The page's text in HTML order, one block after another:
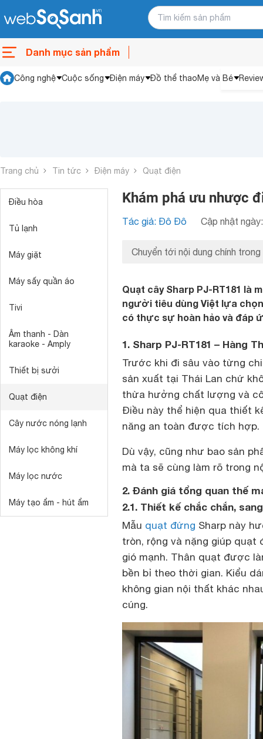
Danh mục sản phẩm
Công nghệ Cuộc sống Điện máy Đồ thể thaoMẹ và Bé
Trang chủ Tin tức Điện máy Quạt điện
Điều hòa
Tủ lạnh
Máy giặt
Máy sấy quần áo
Tivi
Âm thanh - Dàn
karaoke - Amply
Thiết bị sưởi
Quạt điện
Cây nước nóng lạnh
Máy lọc không khí
Máy lọc nước
Máy tạo ẩm - hút ẩm
Khám phá ưu nhược
Tác giả: Đô Đô Cập nhật
Chuyển tới nội dung chính trong
Quạt cây Sharp PJ-RT181 là
người tiêu dùng Việt lựa
có thực sự hoàn hảo và đáp
1. Sharp PJ-RT181 – Hàng
Trước khi đi sâu vào từng
sản xuất tại Thái Lan chứ
thừa hưởng chất lượng và
Điều này thể hiện qua thiết
năng an toàn được tích hợp.
Dù vậy, cũng như bao sản
mà ta sẽ cùng làm rõ trong
2. Đánh giá tổng quan thế
2.1. Thiết kế chắc chắn,
Mẫu quạt đứng Sharp này
tròn, rộng và nặng giúp
gió mạnh. Thân quạt được
bền bỉ theo thời gian. Kiểu
không gian nội thất khác
cúng.